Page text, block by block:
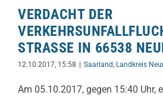
VERDACHT DER
STRASSE IN 66538
12.10.2017, 15:58 Saarland, Landkreis
Am 05.10.2017, gegen 15:40 Uhr,